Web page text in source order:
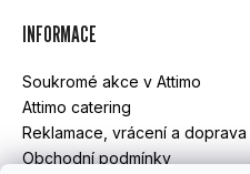
INFORMACE
Soukromé akce v Attimo
Attimo catering
Reklamace, vrácení a doprava
Obchodní podmínky